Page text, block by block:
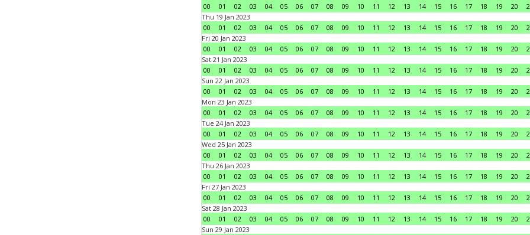
00 01 02 03 04 05 06 07 08 09 10 11 12 13 14 15 16 17 18 19 20
Thu 19 Jan 2023
00
01 02 03 04 05 06 07 08 09 10 11 12 13 14 15 16 17 18 19 20
Fri 20 Jan 2023
00
01 02 03 04 05 06 07 08 09 10 11 12 13 14 15 16 17 18 19 20
Sat 21 Jan 2023
00
01 02 03 04 05 06 07 08 09 10 11 12 13 14 15 16 17 18 19 20
Sun 22 Jan 2023
00
01 02 03 04 05 06 07 08 09 10 11 12 13 14 15 16 17 18 19 20
Mon 23 Jan 2023
00
01 02 03 04 05 06 07 08 09 10 11 12 13 14 15 16 17 18 19 20
Tue 24 Jan 2023
00
01 02 03 04 05 06 07 08 09 10 11 12 13 14 15 16 17 18 19 20
Wed 25 Jan 2023
00
01 02 03 04 05 06 07 08 09 10 11 12 13 14 15 16 17 18 19 20
Thu 26 Jan 2023
00
01 02 03 04 05 06 07 08 09 10 11 12 13 14 15 16 17 18 19 20
Fri 27 Jan 2023
00
01 02 03 04 05 06 07 08 09 10 11 12 13 14 15 16 17 18 19 20
Sat 28 Jan 2023
00
01 02 03 04 05 06 07 08 09 10 11 12 13 14 15 16 17 18 19 20
Sun 29 Jan 2023